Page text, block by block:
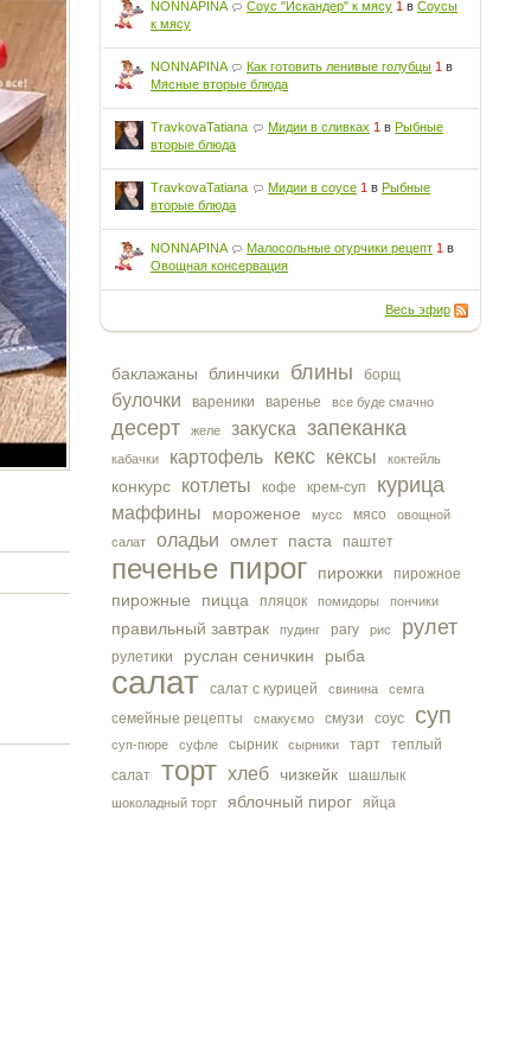
NONNAPINA Соус "Искандер" к мясу 1 вСоусы
к мясу
NONNAPINA Как готовить ленивые голубцы 1 в
Мясные вторые блюда
TravkovaTatiana Мидии в сливках 1 вРыбные
вторые блюда
TravkovaTatiana Мидии в соусе 1 вРыбные
вторые блюда
NONNAPINA Малосольные огурчики рецепт 1 в
Овощная консервация
Весь эфир
баклажаны блинчики блины борщ
булочки вареники варенье все буде смачно
десерт желе закуска запеканка
кабачки картофель кекс кексы коктейль
конкурс котлеты кофе крем-суп курица
маффины мороженое мусс мясо
овощной
салат
оладьи омлет паста паштет
печенье пирог пирожки пирожное
пирожные пицца пляцок помидоры пончики
правильный завтрак пудинг рагу рис рулет
рулетики руслан сеничкин рыба
салат салат с курицей свинина семга
семейные рецепты смакуємо смузи соус суп
суп-пюре суфле сырник сырники тарт
теплый
салат
торт хлеб чизкейк шашлык
шоколадный торт яблочный пирог яйца